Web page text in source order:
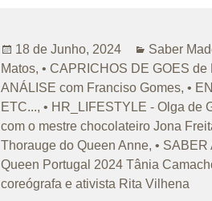
Publicado
a
18 de Junho, 2024 Categorias
Saber
Matos,• CAPRICHOS DE GOES de
ANÁLISE com Franciso Gomes,•
ETC...,• HR_LIFESTYLE - Olga de
com o mestre chocolateiro Jona
Thorauge do Queen Anne,•
Queen Portugal 2024 Tânia
coreógrafa e ativista Rita Vilhena